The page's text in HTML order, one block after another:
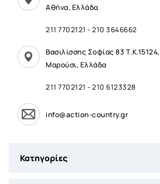
Αθήνα, Ελλάδα
211 7702121 -210 3646662
Βασιλίσσης Σοφίας 83 Τ.Κ.15124,
Μαρούσι, Ελλάδα
211 7702121 -210 6123328
info@action-country.gr
Κατηγορίες